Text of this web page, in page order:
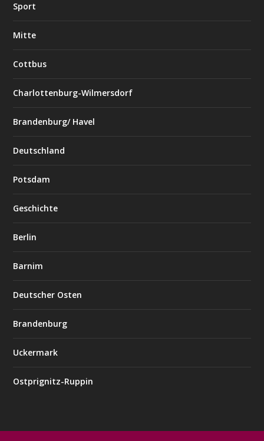
Sport
Mitte
Cottbus
Charlottenburg-Wilmersdorf
Brandenburg/ Havel
Deutschland
Potsdam
Geschichte
Berlin
Barnim
Deutscher Osten
Brandenburg
Uckermark
Ostprignitz-Ruppin